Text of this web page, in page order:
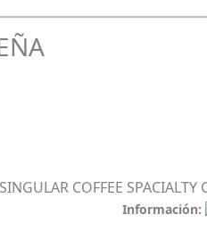
COFFEE SPACIALTY
Información: